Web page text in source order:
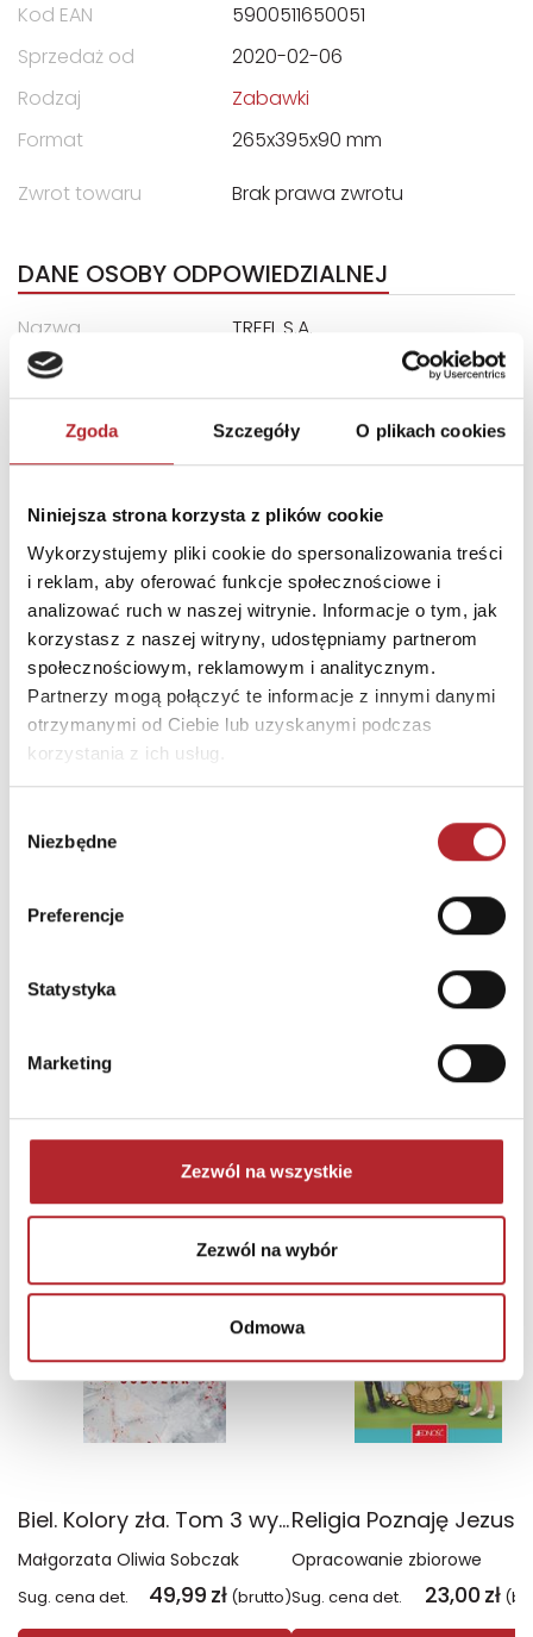
Zgoda Szczegóły O plikach cookies
Niniejsza strona korzysta z plików cookie
Wykorzystujemy pliki cookie do spersonalizowania treści
i reklam, aby oferować funkcje społecznościowe i
analizować ruch w naszej witrynie. Informacje o tym, jak
korzystasz z naszej witryny, udostępniamy partnerom
społecznościowym, reklamowym i analitycznym.
Partnerzy mogą połączyć te informacje z innymi danymi
otrzymanymi od Ciebie lub uzyskanymi podczas
korzystania z ich usług.
zgody
Niezbędne
Preferencje
Statystyka
Marketing
Zezwól na wszystkie
Zezwól na wybór
Odmowa
Kod EAN
5900511650051
Sprzedaż od
2020-02-06
Rodzaj
Zabawki
Format
265x395x90 mm
Zwrot towaru
Brak prawa zwrotu
DANE OSOBY ODPOWIEDZIALNEJ
Nazwa
TREFL S.A.
Ulica
ul. Kontenerowa 25
INNI KLIENCI KUPOWALI
Bright Junior Media
Zaloguj się, aby kupić
NAJCZĘŚCIEJ KUPOWANE
TOP 100
Biel. Kolory zła. Tom 3 wyd. 2025
Małgorzata Oliwia Sobczak
Sug. cena det. 49,99 zł (brutto)
TOP 100
Opracowanie zbiorowe
Sug. cena det. 23,00 zł